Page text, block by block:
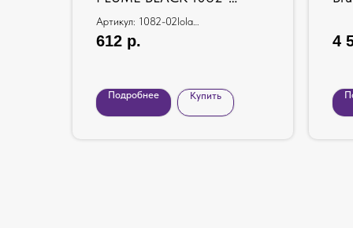
02LOLA
Артикул: 1082-02lola
Штрих-код: 8703720023336
612 р.
Подробнее Купить
4